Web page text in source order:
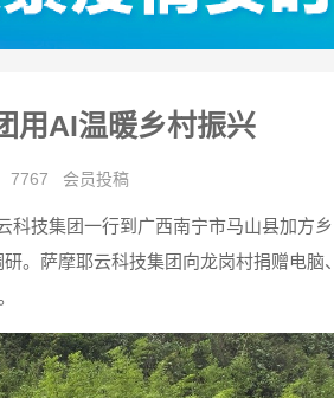
用AI温暖乡村振兴
7767 会员投稿
科技集团一行到广西南宁市马山县加方乡
。萨摩耶云科技集团向龙岗村捐赠电脑、